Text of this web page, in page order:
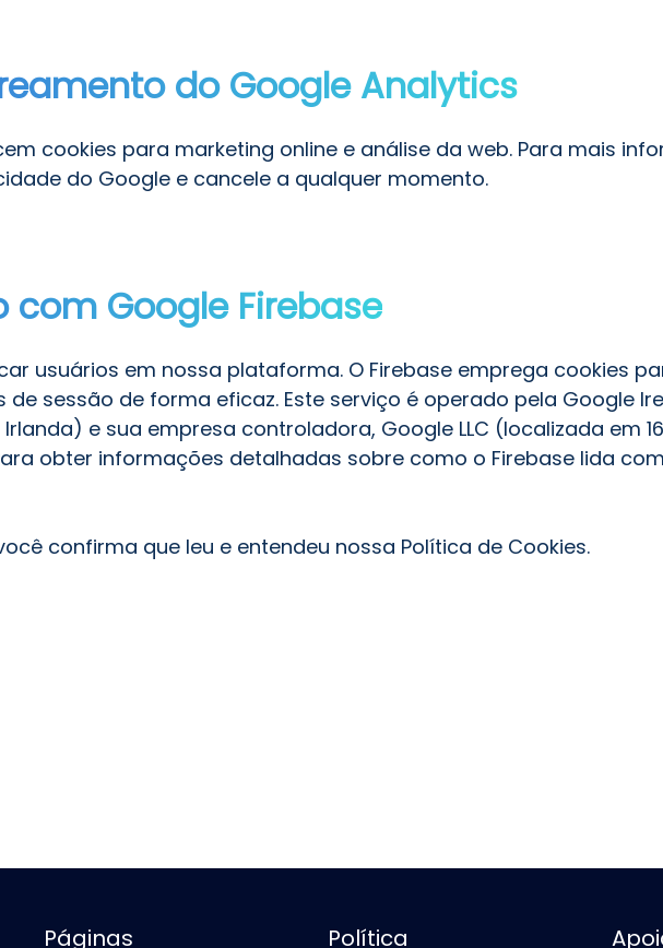
do Google Analytics
cookies para marketing online e análise da web. Para mais
do Google e cancele a qualquer momento.
Google Firebase
usuários em nossa plataforma. O Firebase emprega cookies
sessão de forma eficaz. Este serviço é operado pela Google
e sua empresa controladora, Google LLC (localizada em
obter informações detalhadas sobre como o Firebase lida
confirma que leu e entendeu nossa Política de Cookies.
Páginas Política